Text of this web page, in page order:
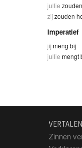
jullie
zijzouden
Imperatief
jijmeng bij
jullie mengt
Zinnen